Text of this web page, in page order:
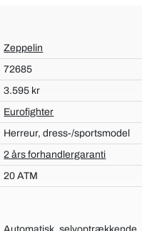
Zeppelin
72685
3.595 kr
Eurofighter
Herreur, dress-/sportsmodel
2 års forhandlergaranti
20 ATM